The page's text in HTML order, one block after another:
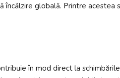
globală. Printre acestea
în mod direct la